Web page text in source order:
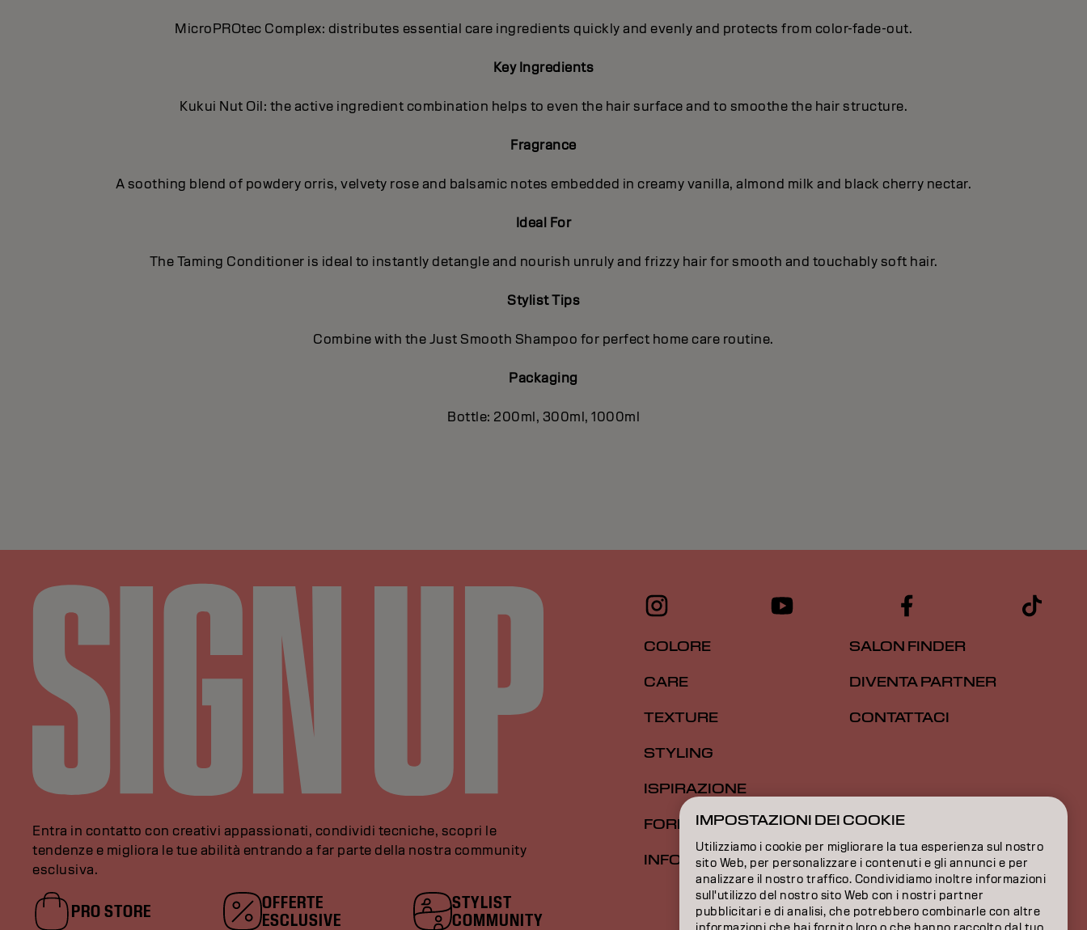
MicroPROtec Complex: distributes essential care ingredients quickly and evenly and protects from color-fade-out.
Key Ingredients
Kukui Nut Oil: the active ingredient combination helps to even the hair surface and to smoothe the hair structure.
Fragrance
A soothing blend of powdery orris, velvety rose and balsamic notes embedded in creamy vanilla, almond milk and black cherry nectar.
Ideal For
The Taming Conditioner is ideal to instantly detangle and nourish unruly and frizzy hair for smooth and touchably soft hair.
Stylist Tips
Combine with the Just Smooth Shampoo for perfect home care routine.
Packaging
Bottle: 200ml, 300ml, 1000ml
Entra in contatto con creativi appassionati, condividi tecniche, scopri le
tendenze e migliora le tue abilità entrando a far parte della nostra community
esclusiva.
PRO STORE
OFFERTE
ESCLUSIVE
STYLIST
COMMUNITY
COLORE
CARE
TEXTURE
STYLING
ISPIRAZIONE
FORMAZIONE
INFORMAZIONI
SALON FINDER
DIVENTA PARTNER
CONTATTACI
IMPOSTAZIONI DEI COOKIE
Utilizziamo i cookie per migliorare la tua esperienza sul nostro
sito Web, per personalizzare i contenuti e gli annunci e per
analizzare il nostro traffico. Condividiamo inoltre informazioni
sull'utilizzo del nostro sito Web con i nostri partner
pubblicitari e di analisi, che potrebbero combinarle con altre